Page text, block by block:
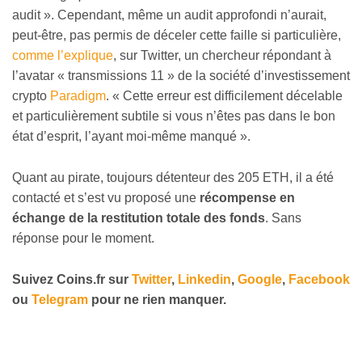
audit ». Cependant, même un audit approfondi n’aurait,
peut-être, pas permis de déceler cette faille si particulière,
comme l’explique, sur Twitter, un chercheur répondant à
l’avatar « transmissions 11 » de la société d’investissement
crypto Paradigm. « Cette erreur est difficilement décelable
et particulièrement subtile si vous n’êtes pas dans le bon
état d’esprit, l’ayant moi-même manqué ».
Quant au pirate, toujours détenteur des 205 ETH, il a été
contacté et s’est vu proposé une récompense en
échange de la restitution totale des fonds. Sans
réponse pour le moment.
Suivez Coins.fr sur Twitter, Linkedin, Google, Facebook
ou Telegram pour ne rien manquer.